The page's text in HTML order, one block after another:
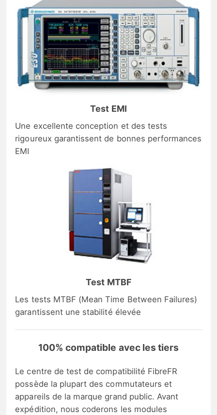
Test EMI
Une excellente conception et des tests
rigoureux garantissent de bonnes performances
EMI
Test MTBF
Les tests MTBF (Mean Time Between Failures)
garantissent une stabilité élevée
100% compatible avec les tiers
Le centre de test de compatibilité FibreFR
possède la plupart des commutateurs et
appareils de la marque grand public. Avant
expédition, nous coderons les modules